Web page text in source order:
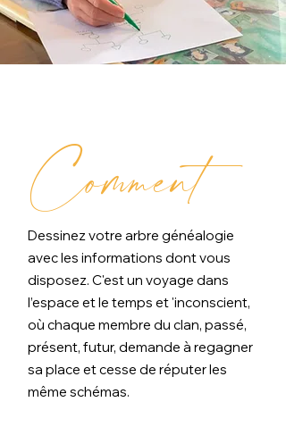
Comment
Dessinez votre arbre généalogie
avec les informations dont vous
disposez. C'est un voyage dans
l’espace et le temps et 'inconscient,
où chaque membre du clan, passé,
présent, futur, demande à regagner
sa place et cesse de réputer les
même schémas.